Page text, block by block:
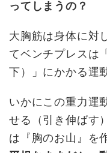
ってしまうの？
大胸筋は身体に対
てベンチプレスは
下）」にかかる運
いかにこの重力運
せる（引き伸ばす
は『胸のお山』を